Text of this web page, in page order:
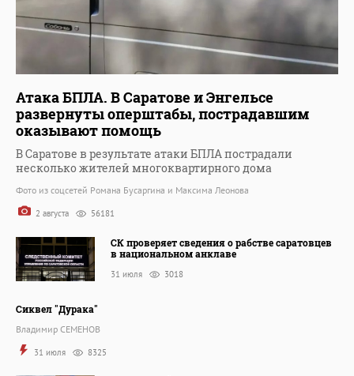
Атака БПЛА. В Саратове и Энгельсе
развернуты оперштабы, пострадавшим
оказывают помощь
В Саратове в результате атаки БПЛА пострадали
несколько жителей многоквартирного дома
Фото из соцсетей Романа Бусаргина и Максима Леонова
2 августа 56181
СК проверяет сведения о рабстве саратовцев
в национальном анклаве
31 июля 3018
Сиквел "Дурака"
Владимир СЕМЕНОВ
31 июля 8325